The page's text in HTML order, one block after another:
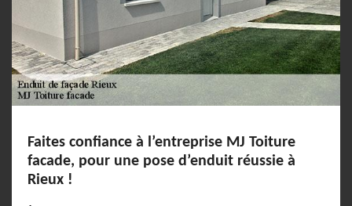
Faites confiance à l’entreprise MJ Toiture
facade, pour une pose d’enduit réussie à
Rieux !